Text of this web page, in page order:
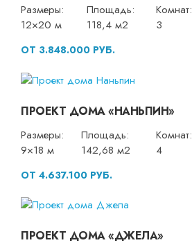
Размеры:
12×20 м
Площадь:
118,4 м2
Комнат:
3
ОТ 3.848.000 РУБ.
ПРОЕКТ ДОМА «НАНЬПИН»
Размеры:
9×18 м
Площадь:
142,68 м2
Комнат:
4
ОТ 4.637.100 РУБ.
ПРОЕКТ ДОМА «ДЖЕЛА»